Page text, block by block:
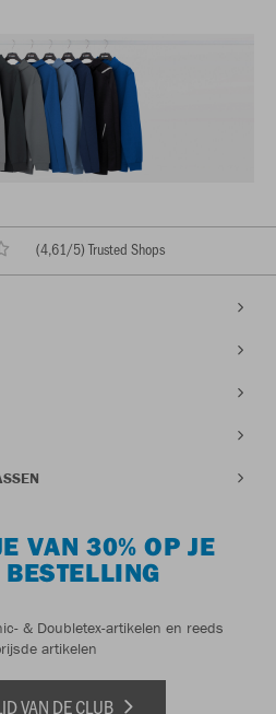
(4,61/5) Trusted Shops
VAN 30% OP JE
BESTELLING
& Doubletex-artikelen en reeds
artikelen
VAN DE CLUB